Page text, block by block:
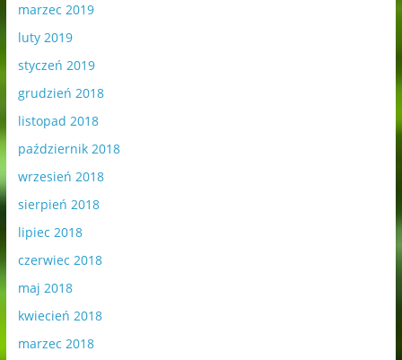
marzec 2019
luty 2019
styczeń 2019
grudzień 2018
listopad 2018
październik 2018
wrzesień 2018
sierpień 2018
lipiec 2018
czerwiec 2018
maj 2018
kwiecień 2018
marzec 2018